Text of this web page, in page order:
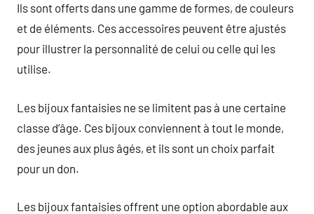
Ils sont offerts dans une gamme de formes, de couleurs
et de éléments. Ces accessoires peuvent être ajustés
pour illustrer la personnalité de celui ou celle qui les
utilise.
Les bijoux fantaisies ne se limitent pas à une certaine
classe d’âge. Ces bijoux conviennent à tout le monde,
des jeunes aux plus âgés, et ils sont un choix parfait
pour un don.
Les bijoux fantaisies offrent une option abordable aux